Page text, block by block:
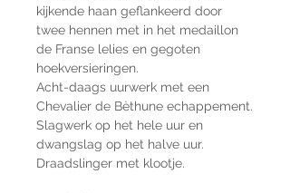
kijkende haan geflankeerd door
twee hennen met in het medaillon
de Franse lelies en gegoten
hoekversieringen.
Acht-daags uurwerk met een
Chevalier de Bèthune echappement.
Slagwerk op het hele uur en
dwangslag op het halve uur.
Draadslinger met klootje.